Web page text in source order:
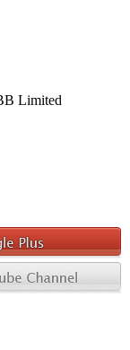
Limited